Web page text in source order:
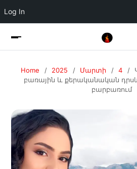
Log In
Home 2025 Մարտի 4
բառային և քերականական
բարբառում